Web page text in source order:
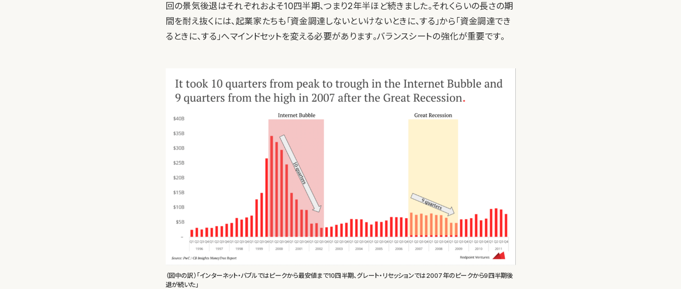
回の景気後退はそれぞれおよそ10四半期、つまり2年半ほど続きました。それくらいの長さの期
間を耐え抜くには、起業家たちも「資金調達しないといけないときに、する」から「資金調達でき
るときに、する」へマインドセットを変える必要があります。バランスシートの強化が重要です。
（図中の訳）「インターネット・バブルではピークから最安値まで10四半期、グレート・リセッションでは2007年のピークから9四半期後
退が続いた」